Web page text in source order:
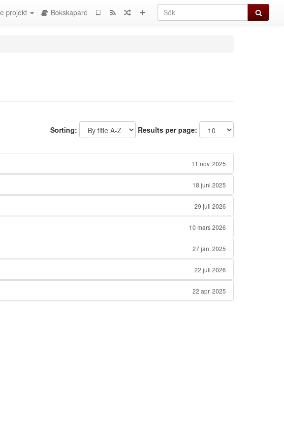
Sök
projekt Bokskapare
Sorting: Results per page:
11 nov. 2025
18 juni 2025
29 juli 2026
10 mars 2026
27 jan. 2025
22 juli 2026
22 apr. 2025